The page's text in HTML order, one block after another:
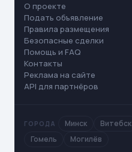
О проекте
Подать объявление
Правила размещения
Безопасные сделки
Помощь и FAQ
Контакты
Реклама на сайте
API для партнёров
ГОРОДА Минск Витебск
Гомель
Могилёв